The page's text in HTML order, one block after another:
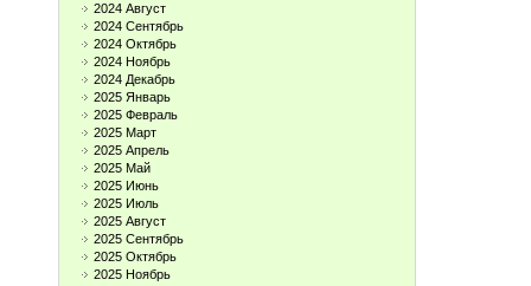
2024 Август
2024 Сентябрь
2024 Октябрь
2024 Ноябрь
2024 Декабрь
2025 Январь
2025 Февраль
2025 Март
2025 Апрель
2025 Май
2025 Июнь
2025 Июль
2025 Август
2025 Сентябрь
2025 Октябрь
2025 Ноябрь